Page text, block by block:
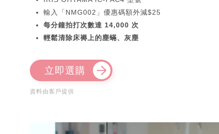
輸入「NMG002」優惠碼額外減$25
每分鐘拍打次數達 14,000 次
輕鬆清除床褥上的塵蟎、灰塵
立即選購
資料由客戶提供